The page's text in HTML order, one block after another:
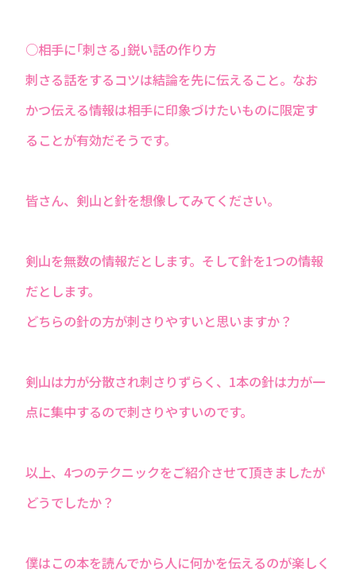
○相手に｢刺さる｣鋭い話の作り方
刺さる話をするコツは結論を先に伝えること。なお
かつ伝える情報は相手に印象づけたいものに限定す
ることが有効だそうです。
皆さん、剣山と針を想像してみてください。
剣山を無数の情報だとします。そして針を1つの情報
だとします。
どちらの針の方が刺さりやすいと思いますか？
剣山は力が分散され刺さりずらく、1本の針は力が一
点に集中するので刺さりやすいのです。
以上、4つのテクニックをご紹介させて頂きましたが
どうでしたか？
僕はこの本を読んでから人に何かを伝えるのが楽しく